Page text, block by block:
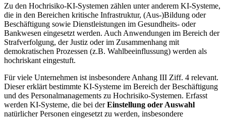
Zu den Hochrisiko-KI-Systemen zählen unter anderem KI-Systeme,
die in den Bereichen kritische Infrastruktur, (Aus-)Bildung oder
Beschäftigung sowie Dienstleistungen im Gesundheits- oder
Bankwesen eingesetzt werden. Auch Anwendungen im Bereich der
Strafverfolgung, der Justiz oder im Zusammenhang mit
demokratischen Prozessen (z.B. Wahlbeeinflussung) werden als
hochriskant eingestuft.
Für viele Unternehmen ist insbesondere Anhang III Ziff. 4 relevant.
Dieser erklärt bestimmte KI-Systeme im Bereich der Beschäftigung
und des Personalmanagements zu Hochrisiko-Systemen. Erfasst
werden KI-Systeme, die bei derEinstellung oder Auswahl
natürlicher Personen eingesetzt zu werden, insbesondere